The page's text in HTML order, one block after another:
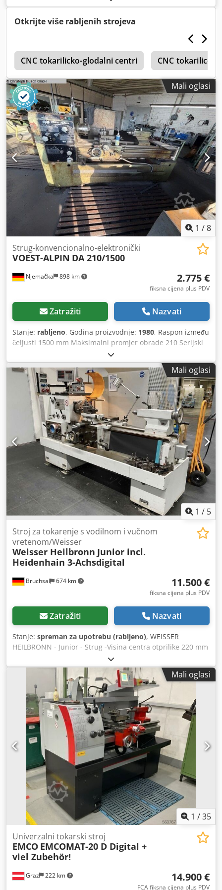
Otkrijte više rabljenih strojeva
CNC tokarilicko-glodalni centri CNC tokarilice
Mali oglasi
1 /8
Njemačka 898 km
Strug-konvencionalno-elektronički
VOEST-ALPIN DA 210/1500
2.775 €
fiksna cijena plus PDV
Zatražiti Nazvati
Stanje: rabljeno, Godina proizvodnje: 1980, Raspon između
čeljusti 1500 mm Maksimalni promjer obrade 210 Serijski
broj 1289 Multifix sustav, da Lynette sustav, da Težina 1,45
t Dsdpfjztfu Rox Adrowa
Mali oglasi
1 / 5
Bruchsal 674 km
Stroj za tokarenje s vodilnom i vučnom
vretenom/Weisser
Weisser Heilbronn Junior incl.
Heidenhain 3-Achsdigital
11.500 €
fiksna cijena plus PDV
Zatražiti Nazvati
Stanje: spreman za upotrebu (rabljeno), WEISSER
HEILBRONN - Junior - Strug -Visina centra otprilike 220 mm
-Promjer obrade na stroju 440 mm -Udaljenost između
centara otprilike 1000 mm -Promjer provrta vretena
otprilike 50 mm Dwedpfsztbhmjx Adrsa -Brzine vretena 40-
2000 o/min -Automatski uzdušni/poprečni pomaci -Navoji /
metrički / inčni itd. -Uključuje HEIDENHAIN ND 780 / 3-osni
digitalni zaslon -FORKARDT F250 stezna glava sa 3 čeljusti -
Multifix s umetcima -Električni zaštitni poklopac stezne
glave -L&Z poklopac vretena -Dokumentacija Dimenzije: D x
Š x V 2,6 x 1,3 x 1,9 metara / Težina 1700 kg Ispravljamo
pogreške / zadržavamo pravo na pogreške pri unosu
podataka.
Mali oglasi
1 /35
Graz 222 km
Univerzalni tokarski stroj
EMCO EMCOMAT-20 D Digital +
viel Zubehör!
14.900 €
FCA fiksna cijena plus PDV